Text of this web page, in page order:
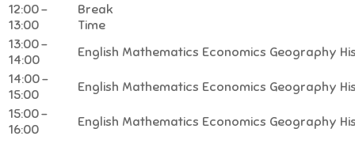
12:00 -
13:00
Break
Time
13:00 -
14:00
English Mathematics Economics Geography
14:00 -
15:00
English Mathematics Economics Geography
15:00 -
16:00
English Mathematics Economics Geography